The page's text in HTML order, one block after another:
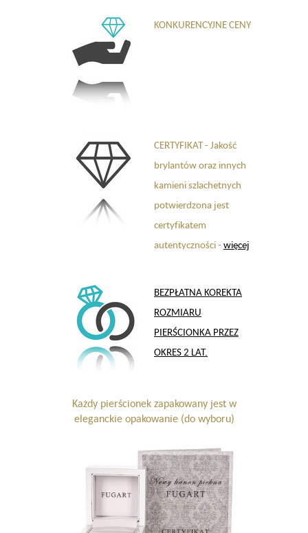
KONKURENCYJNE CENY
CERTYFIKAT - Jakość
brylantów oraz innych
kamieni szlachetnych
potwierdzona jest
certyfikatem
autentyczności - więcej
BEZPŁATNA KOREKTA
ROZMIARU
PIERŚCIONKA PRZEZ
OKRES 2 LAT.
Każdy pierścionek zapakowany jest w
eleganckie opakowanie (do wyboru)